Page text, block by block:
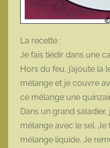
La recette :
Je fais tiédir dans une
Hors du feu, j’ajoute la
mélange et je couvre
ce mélange une
Dans un grand
mélange avec le sel.
mélange liquide. Je